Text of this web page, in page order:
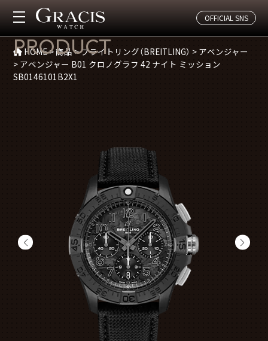
OFFICIAL SNS
商品紹介
PRODUCT
HOME>商品>ブライトリング（BREITLING） > アベンジャー
> アベンジャー B01 クロノグラフ 42 ナイト ミッション
SB0146101B2X1